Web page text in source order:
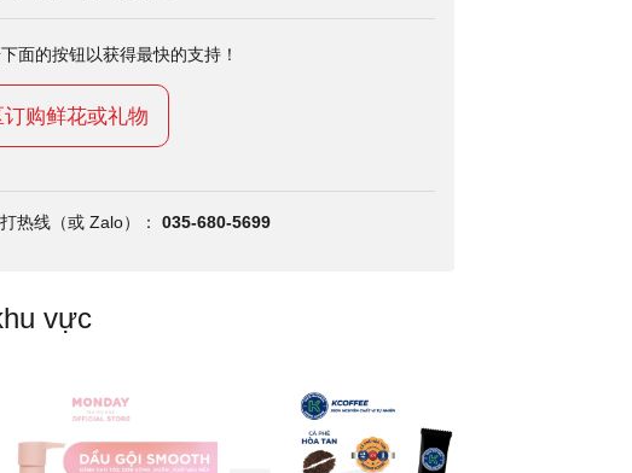
面的按钮以获得最快的支持！
购鲜花或礼物
热线（或 Zalo）： 035-680-5699
vực